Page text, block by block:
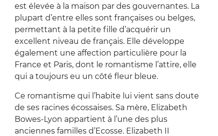
est élevée à la maison par des gouvernantes. La
plupart d’entre elles sont françaises ou belges,
permettant à la petite fille d’acquérir un
excellent niveau de français. Elle développe
également une affection particulière pour la
France et Paris, dont le romantisme l’attire, elle
qui a toujours eu un côté fleur bleue.
Ce romantisme qui l’habite lui vient sans doute
de ses racines écossaises. Sa mère, Elizabeth
Bowes-Lyon appartient à l’une des plus
anciennes familles d’Ecosse. Elizabeth II